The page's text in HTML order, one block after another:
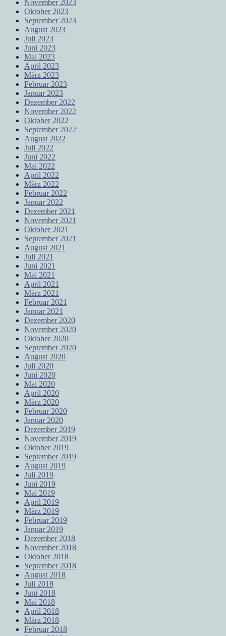
November 2023
Oktober 2023
September 2023
August 2023
Juli 2023
Juni 2023
Mai 2023
April 2023
März 2023
Februar 2023
Januar 2023
Dezember 2022
November 2022
Oktober 2022
September 2022
August 2022
Juli 2022
Juni 2022
Mai 2022
April 2022
März 2022
Februar 2022
Januar 2022
Dezember 2021
November 2021
Oktober 2021
September 2021
August 2021
Juli 2021
Juni 2021
Mai 2021
April 2021
März 2021
Februar 2021
Januar 2021
Dezember 2020
November 2020
Oktober 2020
September 2020
August 2020
Juli 2020
Juni 2020
Mai 2020
April 2020
März 2020
Februar 2020
Januar 2020
Dezember 2019
November 2019
Oktober 2019
September 2019
August 2019
Juli 2019
Juni 2019
Mai 2019
April 2019
März 2019
Februar 2019
Januar 2019
Dezember 2018
November 2018
Oktober 2018
September 2018
August 2018
Juli 2018
Juni 2018
Mai 2018
April 2018
März 2018
Februar 2018